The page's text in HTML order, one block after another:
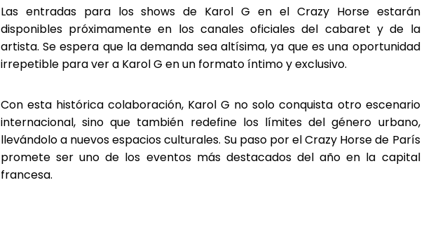
Las entradas para los shows de Karol G en el Crazy Horse estarán
disponibles próximamente en los canales oficiales del cabaret y de la
artista. Se espera que la demanda sea altísima, ya que es una oportunidad
irrepetible para ver a Karol G en un formato íntimo y exclusivo.
Con esta histórica colaboración, Karol G no solo conquista otro escenario
internacional, sino que también redefine los límites del género urbano,
llevándolo a nuevos espacios culturales. Su paso por el Crazy Horse de París
promete ser uno de los eventos más destacados del año en la capital
francesa.